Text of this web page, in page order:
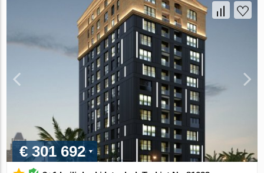
€ 301 692